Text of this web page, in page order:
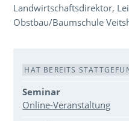
Landwirtschaftsdirektor,
Obstbau/Baumschule
HAT BEREITS
Seminar
Online-Veranstaltung